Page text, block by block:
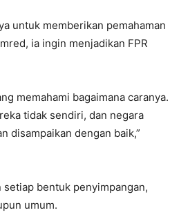
untuk memberikan pemahaman
ia ingin menjadikan FPR
memahami bagaimana caranya.
tidak sendiri, dan negara
disampaikan dengan baik,”
setiap bentuk penyimpangan,
umum.